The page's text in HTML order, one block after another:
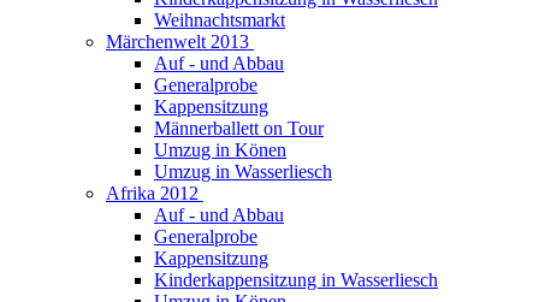
Weihnachtsmarkt
Märchenwelt 2013
Auf - und Abbau
Generalprobe
Kappensitzung
Männerballett on Tour
Umzug in Könen
Umzug in Wasserliesch
Afrika 2012
Auf - und Abbau
Generalprobe
Kappensitzung
Kinderkappensitzung in Wasserliesch